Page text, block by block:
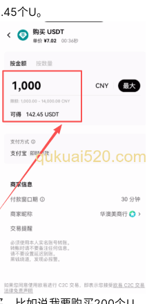
个U。